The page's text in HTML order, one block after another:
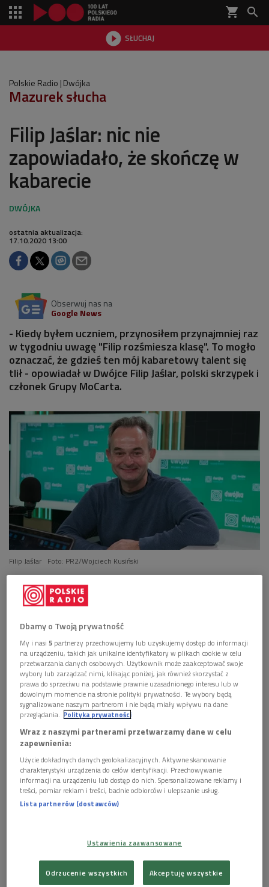
shopping_cart 
 SŁUCHAJ

Polskie Radio Dwójka
Mazurek słucha
Filip Jaślar: nic nie
zapowiadało, że skończę w
kabarecie
ostatnia aktualizacja:
17.10.2020 13:00
Obserwuj nas na
Google News
- Kiedy byłem uczniem, przynosiłem przynajmniej raz
w tygodniu uwagę "Filip rozśmiesza klasę". To mogło
oznaczać, że gdzieś ten mój kabaretowy talent się
tlił - opowiadał w Dwójce Filip Jaślar, polski skrzypek i
członek Grupy MoCarta.
Filip Jaślar Foto: PR2/Wojciech Kusiński
Filip Jaślar gościem Roberta Mazurka - galeria
POSŁUCHAJ
Filip Jaślar o 25-leciu Grupy MoCarta oraz kabaretowej
karierze (Mazurek słucha/Dwójka)
Dbamy o Twoją prywatność
My i nasi5 partnerzy przechowujemy lub uzyskujemy dostęp do informacji
na urządzeniu, takich jak unikalne identyfikatory w plikach cookie w celu
przetwarzania danych osobowych. Użytkownik może zaakceptować swoje
wybory lub zarządzać nimi, klikając poniżej, jak również skorzystać z
prawa do sprzeciwu na podstawie prawnie uzasadnionego interesu lub w
dowolnym momencie na stronie polityki prywatności. Te wybory będą
sygnalizowane naszym partnerom i nie będą miały wpływu na dane
przeglądania. Polityka prywatności
Wraz z naszymi partnerami przetwarzamy dane w celu
zapewnienia:
Użycie dokładnych danych geolokalizacyjnych. Aktywne skanowanie
charakterystyki urządzenia do celów identyfikacji. Przechowywanie
informacji na urządzeniu lub dostęp do nich. Spersonalizowane reklamy i
treści, pomiar reklam i treści, badnie odbiorców i ulepszanie usług.
Lista partnerów (dostawców)
Ustawienia zaawansowane
Odrzucenie wszystkich Akceptuję wszystkie